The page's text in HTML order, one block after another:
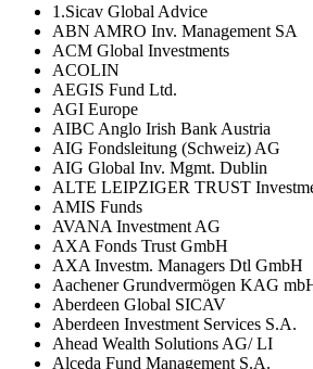
1.Sicav Global Advice
ABN AMRO Inv. Management SA
ACM Global Investments
ACOLIN
AEGIS Fund Ltd.
AGI Europe
AIBC Anglo Irish Bank Austria
AIG Fondsleitung (Schweiz) AG
AIG Global Inv. Mgmt. Dublin
ALTE LEIPZIGER TRUST
AMIS Funds
AVANA Investment AG
AXA Fonds Trust GmbH
AXA Investm. Managers Dtl GmbH
Aachener Grundvermögen KAG
Aberdeen Global SICAV
Aberdeen Investment Services S.A.
Ahead Wealth Solutions AG/ LI
Alceda Fund Management S.A.